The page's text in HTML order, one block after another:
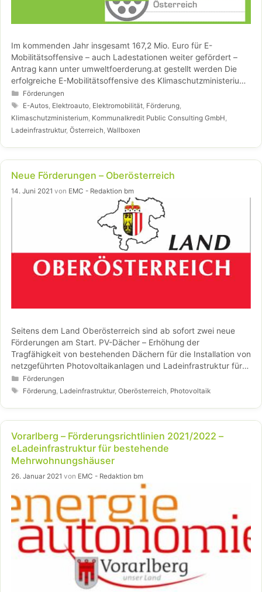
Im kommenden Jahr insgesamt 167,2 Mio. Euro für E-
Mobilitätsoffensive – auch Ladestationen weiter gefördert –
Antrag kann unter umweltfoerderung.at gestellt werden Die
erfolgreiche E-Mobilitätsoffensive des Klimaschutzministeriums
wird auch 2022 fortgesetzt. Gemeinsam mit den
Automobilimporteuren wird …Weiterlesen…
Kategorien
Förderungen
Schlagwörter
E-Autos, Elektroauto, Elektromobilität, Förderung,
Klimaschutzministerium, Kommunalkredit Public Consulting GmbH,
Ladeinfrastruktur, Österreich, Wallboxen
Neue Förderungen – Oberösterreich
14. Juni 2021 von EMC - Redaktion bm
Seitens dem Land Oberösterreich sind ab sofort zwei neue
Förderungen am Start. PV-Dächer – Erhöhung der
Tragfähigkeit von bestehenden Dächern für die Installation von
netzgeführten Photovoltaikanlagen und Ladeinfrastruktur für
den ländlichen Raum 2021.
Kategorien
Förderungen
Schlagwörter
Förderung, Ladeinfrastruktur,Oberösterreich, Photovoltaik
Vorarlberg – Förderungsrichtlinien 2021/2022 –
eLadeinfrastruktur für bestehende
Mehrwohnungshäuser
26. Januar 2021 von EMC - Redaktion bm